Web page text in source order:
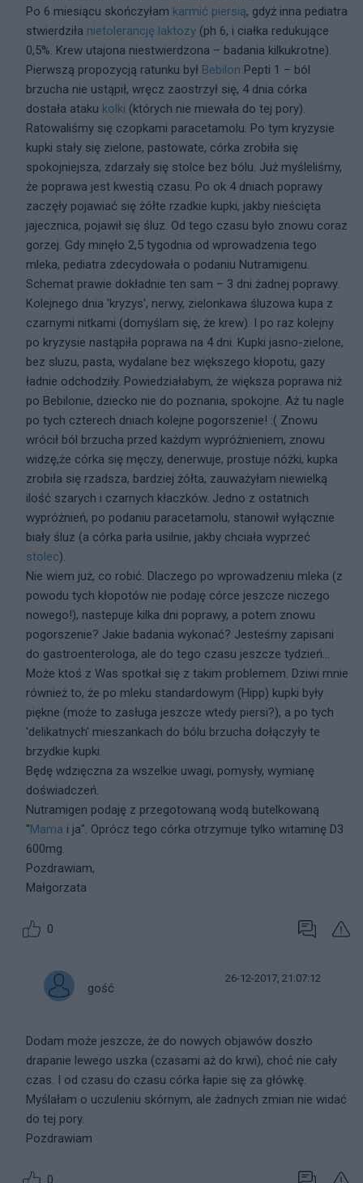
Po 6 miesiącu skończyłam karmić piersią, gdyż inna pediatra
stwierdziła nietolerancję laktozy (ph 6, i ciałka redukujące
0,5%. Krew utajona niestwierdzona – badania kilkukrotne).
Pierwszą propozycją ratunku był Bebilon Pepti 1 – ból
brzucha nie ustąpił, wręcz zaostrzył się, 4 dnia córka
dostała ataku kolki (których nie miewała do tej pory).
Ratowaliśmy się czopkami paracetamolu. Po tym kryzysie
kupki stały się zielone, pastowate, córka zrobiła się
spokojniejsza, zdarzały się stolce bez bólu. Już myśleliśmy,
że poprawa jest kwestią czasu. Po ok 4 dniach poprawy
zaczęły pojawiać się żółte rzadkie kupki, jakby nieścięta
jajecznica, pojawił się śluz. Od tego czasu było znowu coraz
gorzej. Gdy minęło 2,5 tygodnia od wprowadzenia tego
mleka, pediatra zdecydowała o podaniu Nutramigenu.
Schemat prawie dokładnie ten sam – 3 dni żadnej poprawy.
Kolejnego dnia 'kryzys', nerwy, zielonkawa śluzowa kupa z
czarnymi nitkami (domyślam się, że krew). I po raz kolejny
po kryzysie nastąpiła poprawa na 4 dni. Kupki jasno-zielone,
bez sluzu, pasta, wydalane bez większego kłopotu, gazy
ładnie odchodziły. Powiedziałabym, że większa poprawa niż
po Bebilonie, dziecko nie do poznania, spokojne. Aż tu nagle
po tych czterech dniach kolejne pogorszenie! :( Znowu
wrócił ból brzucha przed każdym wypróżnieniem, znowu
widzę,że córka się męczy, denerwuje, prostuje nóżki, kupka
zrobiła się rzadsza, bardziej żółta, zauważyłam niewielką
ilość szarych i czarnych kłaczków. Jedno z ostatnich
wypróżnień, po podaniu paracetamolu, stanowił wyłącznie
biały śluz (a córka parła usilnie, jakby chciała wyprzeć
stolec).
Nie wiem już, co robić. Dlaczego po wprowadzeniu mleka (z
powodu tych kłopotów nie podaję córce jeszcze niczego
nowego!), nastepuje kilka dni poprawy, a potem znowu
pogorszenie? Jakie badania wykonać? Jesteśmy zapisani
do gastroenterologa, ale do tego czasu jeszcze tydzień...
Może ktoś z Was spotkał się z takim problemem. Dziwi mnie
również to, że po mleku standardowym (Hipp) kupki były
piękne (może to zasługa jeszcze wtedy piersi?), a po tych
'delikatnych' mieszankach do bólu brzucha dołączyły te
brzydkie kupki.
Będę wdzięczna za wszelkie uwagi, pomysły, wymianę
doświadczeń.
Nutramigen podaję z przegotowaną wodą butelkowaną
"Mama i ja". Oprócz tego córka otrzymuje tylko witaminę D3
600mg.
Pozdrawiam,
Małgorzata
0
gość
26-12-2017, 21:07:12
Dodam może jeszcze, że do nowych objawów doszło
drapanie lewego uszka (czasami aż do krwi), choć nie cały
czas. I od czasu do czasu córka łapie się za główkę.
Myślałam o uczuleniu skórnym, ale żadnych zmian nie widać
do tej pory.
Pozdrawiam
0